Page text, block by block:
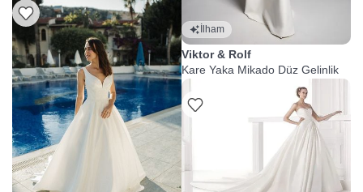
İlham
Viktor & Rolf
Kare Yaka Mikado Düz Gelinlik